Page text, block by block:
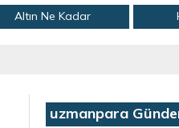
Altın Ne Kadar
uzmanpara